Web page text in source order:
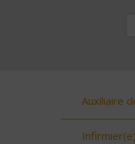
Auxiliaire